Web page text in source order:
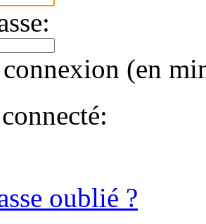
(en
oublié ?